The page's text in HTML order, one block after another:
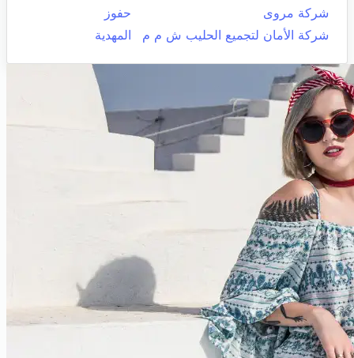
شركة مروى
حفوز
شركة الأمان لتجميع الحليب ش م م
المهدية